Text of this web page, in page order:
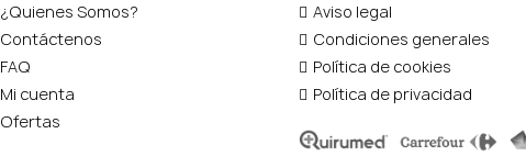
¿Quienes Somos?
Contáctenos
FAQ
Mi cuenta
Ofertas
Aviso legal
Condiciones generales
Política de cookies
Política de privacidad